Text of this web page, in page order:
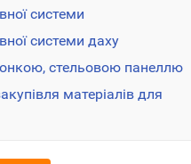
системи
системи даху
стельовою панеллю
матеріалів для